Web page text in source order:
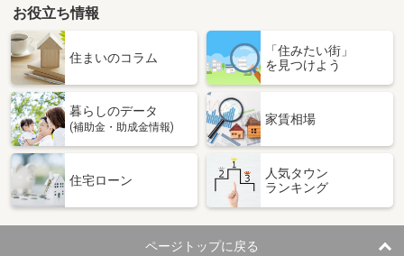
お役立ち情報
住まいのコラム
「住みたい街」
を見つけよう
暮らしのデータ
(補助金・助成金情報)
家賃相場
住宅ローン
人気タウン
ランキング
ページトップに戻る